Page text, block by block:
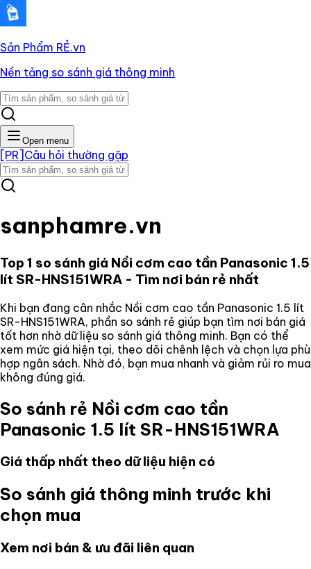
Sản Phẩm RẺ.vn
Nền tảng so sánh giá thông minh
Open menu
[PR] Câu hỏi thường gặp
sanphamre.vn
Top 1 so sánh giá Nồi cơm cao tần Panasonic 1.5
lít SR-HNS151WRA - Tìm nơi bán rẻ nhất
Khi bạn đang cân nhắc Nồi cơm cao tần Panasonic 1.5 lít
SR-HNS151WRA, phần so sánh rẻ giúp bạn tìm nơi bán giá
tốt hơn nhờ dữ liệu so sánh giá thông minh. Bạn có thể
xem mức giá hiện tại, theo dõi chênh lệch và chọn lựa phù
hợp ngân sách. Nhờ đó, bạn mua nhanh và giảm rủi ro mua
không đúng giá.
So sánh rẻ Nồi cơm cao tần
Panasonic 1.5 lít SR-HNS151WRA
Giá thấp nhất theo dữ liệu hiện có
So sánh giá thông minh trước khi
chọn mua
Xem nơi bán & ưu đãi liên quan